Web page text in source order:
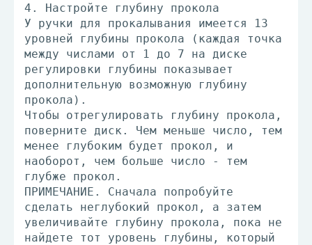
4. Настройте глубину прокола
У ручки для прокалывания имеется 13
уровней глубины прокола (каждая точка
между числами от 1 до 7 на диске
регулировки глубины показывает
дополнительную возможную глубину
прокола).
Чтобы отрегулировать глубину прокола,
поверните диск. Чем меньше число, тем
менее глубоким будет прокол, и
наоборот, чем больше число - тем
глубже прокол.
ПРИМЕЧАНИЕ. Сначала попробуйте
сделать неглубокий прокол, а затем
увеличивайте глубину прокола, пока не
найдете тот уровень глубины, который